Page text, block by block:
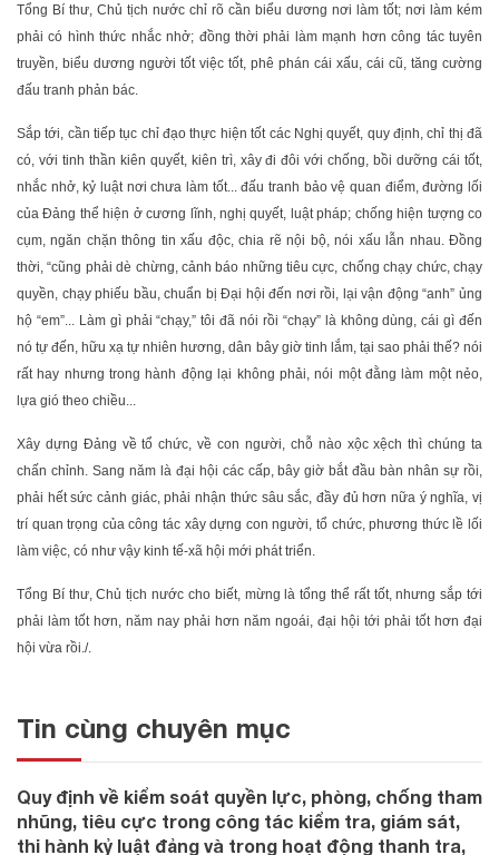
Tổng Bí thư, Chủ tịch nước chỉ rõ cần biểu dương nơi làm tốt; nơi làm kém
phải có hình thức nhắc nhở; đồng thời phải làm mạnh hơn công tác tuyên
truyền, biểu dương người tốt việc tốt, phê phán cái xấu, cái cũ, tăng cường
đấu tranh phản bác.
Sắp tới, cần tiếp tục chỉ đạo thực hiện tốt các Nghị quyết, quy định, chỉ thị đã
có, với tinh thần kiên quyết, kiên trì, xây đi đôi với chống, bồi dưỡng cái tốt,
nhắc nhở, kỷ luật nơi chưa làm tốt... đấu tranh bảo vệ quan điểm, đường lối
của Đảng thể hiện ở cương lĩnh, nghị quyết, luật pháp; chống hiện tượng co
cụm, ngăn chặn thông tin xấu độc, chia rẽ nội bộ, nói xấu lẫn nhau. Đồng
thời, “cũng phải dè chừng, cảnh báo những tiêu cực, chống chạy chức, chạy
quyền, chạy phiếu bầu, chuẩn bị Đại hội đến nơi rồi, lại vận động “anh” ủng
hộ “em”... Làm gì phải “chạy,” tôi đã nói rồi “chạy” là không dùng, cái gì đến
nó tự đến, hữu xạ tự nhiên hương, dân bây giờ tinh lắm, tại sao phải thế? nói
rất hay nhưng trong hành động lại không phải, nói một đằng làm một nẻo,
lựa gió theo chiều...
Xây dựng Đảng về tổ chức, về con người, chỗ nào xộc xệch thì chúng ta
chấn chỉnh. Sang năm là đại hội các cấp, bây giờ bắt đầu bàn nhân sự rồi,
phải hết sức cảnh giác, phải nhận thức sâu sắc, đầy đủ hơn nữa ý nghĩa, vị
trí quan trọng của công tác xây dựng con người, tổ chức, phương thức lề lối
làm việc, có như vậy kinh tế-xã hội mới phát triển.
Tổng Bí thư, Chủ tịch nước cho biết, mừng là tổng thể rất tốt, nhưng sắp tới
phải làm tốt hơn, năm nay phải hơn năm ngoái, đại hội tới phải tốt hơn đại
hội vừa rồi./.
Tin cùng chuyên mục
Quy định về kiểm soát quyền lực, phòng, chống tham
nhũng, tiêu cực trong công tác kiểm tra, giám sát,
thi hành kỷ luật đảng và trong hoạt động thanh tra,